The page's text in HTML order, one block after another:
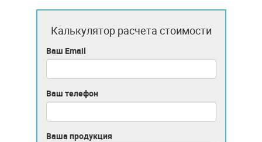
Калькулятор расчета стоимости
Ваш Email
Ваш телефон
Ваша продукция